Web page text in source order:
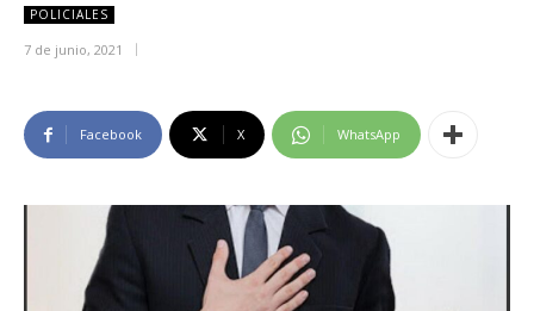
POLICIALES
7 de junio, 2021
Facebook X WhatsApp